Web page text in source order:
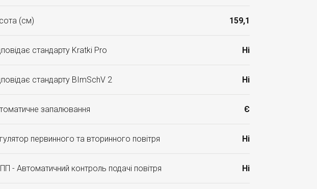
(см) 159,1
стандарту Kratki Pro Ні
стандарту BImSchV 2 Ні
запалювання Є
первинного та вторинного повітря Ні
- Автоматичний контроль подачі повітря Ні